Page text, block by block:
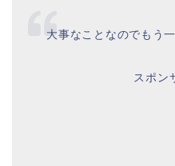
大事なことなのでもう
スポン